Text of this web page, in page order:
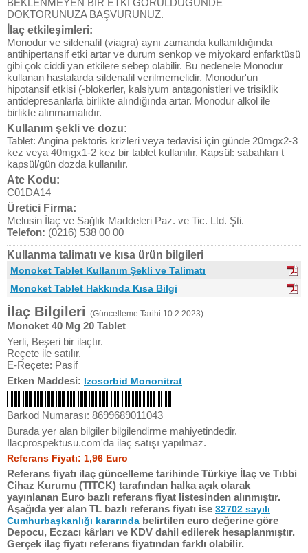
BEKLENMEYEN BİR ETKİ GÖRÜLDÜĞÜNDE
DOKTORUNUZA BAŞVURUNUZ.
İlaç etkileşimleri:
Monodur ve sildenafil (viagra) aynı zamanda kullanıldığında
antihipertansif etki artar ve durum senkop ve miyokard enfarktüsü
gibi çok ciddi yan etkilere sebep olabilir. Bu nedenele Monodur
kullanan hastalarda sildenafil verilmemelidir. Monodur'un
hipotansif etkisi (-blokerler, kalsiyum antagonistleri ve trisiklik
antidepresanlarla birlikte alındığında artar. Monodur alkol ile
birlikte alınmamalıdır.
Kullanım şekli ve dozu:
Tablet: Angina pektoris krizleri veya tedavisi için günde 20mgx2-3
kez veya 40mgx1-2 kez bir tablet kullanılır. Kapsül: sabahları t
kapsül/gün dozda kullanılır.
Atc Kodu:
C01DA14
Üretici Firma:
Melusin İlaç ve Sağlık Maddeleri Paz. ve Tic. Ltd. Şti.
Telefon: (0216) 538 00 00
Kullanma talimatı ve kısa ürün bilgileri
Monoket Tablet Kullanım Şekli ve Talimatı
Monoket Tablet Hakkında Kısa Bilgi
İlaç Bilgileri (Güncelleme Tarihi:10.2.2023)
Monoket 40 Mg 20 Tablet
Yerli, Beşeri bir ilaçtır.
Reçete ile satılır.
E-Reçete: Pasif
Etken Maddesi: Izosorbid Mononitrat
Barkod Numarası: 8699689011043
Burada yer alan bilgiler bilgilendirme mahiyetindedir.
Ilacprospektusu.com'da ilaç satışı yapılmaz.
Referans Fiyatı: 1,96 Euro
Referans fiyatı ilaç güncelleme tarihinde Türkiye İlaç ve Tıbbi
Cihaz Kurumu (TITCK) tarafından halka açık olarak
yayınlanan Euro bazlı referans fiyat listesinden alınmıştır.
Aşağıda yer alan TL bazlı referans fiyatı ise 32702 sayılı
Cumhurbaşkanlığı kararında belirtilen euro değerine göre
Depocu, Eczacı kârları ve KDV dahil edilerek hesaplanmıştır.
Gerçek ilaç fiyatı referans fiyatından farklı olabilir.